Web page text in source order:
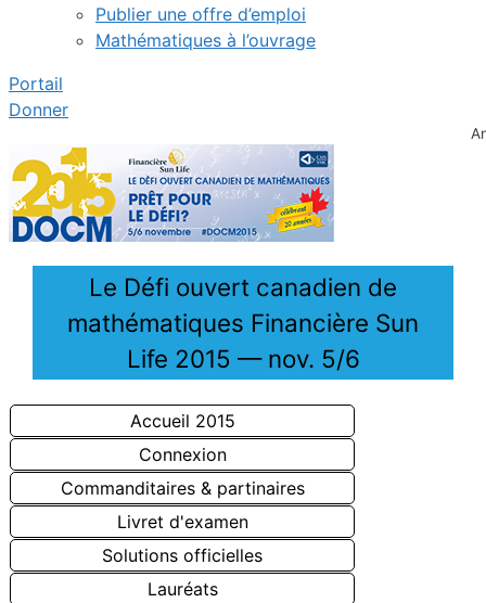
Publier une offre d’emploi
Mathématiques à l’ouvrage
Portail
Donner
Le Défi ouvert canadien de
mathématiques Financière Sun
Life 2015 — nov. 5/6
Accueil 2015
Connexion
Commanditaires & partinaires
Livret d'examen
Solutions officielles
Lauréats